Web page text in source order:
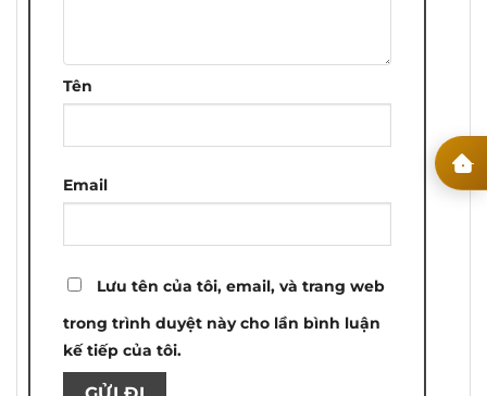
Tên
Email
Lưu tên của tôi, email, và trang web
trong trình duyệt này cho lần bình luận
kế tiếp của tôi.